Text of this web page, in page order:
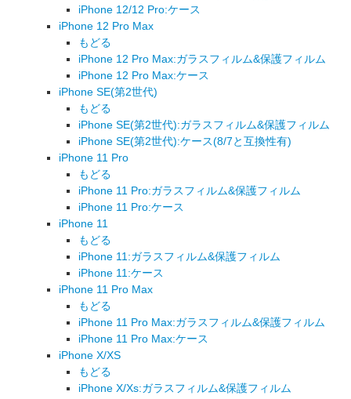
iPhone 12/12 Pro:ケース
iPhone 12 Pro Max
もどる
iPhone 12 Pro Max:ガラスフィルム&保護フィルム
iPhone 12 Pro Max:ケース
iPhone SE(第2世代)
もどる
iPhone SE(第2世代):ガラスフィルム&保護フィルム
iPhone SE(第2世代):ケース(8/7と互換性有)
iPhone 11 Pro
もどる
iPhone 11 Pro:ガラスフィルム&保護フィルム
iPhone 11 Pro:ケース
iPhone 11
もどる
iPhone 11:ガラスフィルム&保護フィルム
iPhone 11:ケース
iPhone 11 Pro Max
もどる
iPhone 11 Pro Max:ガラスフィルム&保護フィルム
iPhone 11 Pro Max:ケース
iPhone X/XS
もどる
iPhone X/Xs:ガラスフィルム&保護フィルム